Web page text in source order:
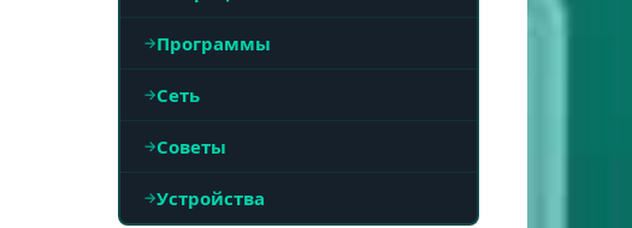
Программы
Сеть
Советы
Устройства